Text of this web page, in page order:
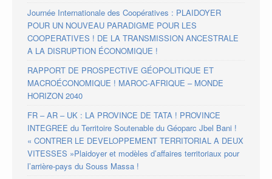
Journée Internationale des Coopératives : PLAIDOYER
POUR UN NOUVEAU PARADIGME POUR LES
COOPERATIVES ! DE LA TRANSMISSION ANCESTRALE
A LA DISRUPTION ÉCONOMIQUE !
RAPPORT DE PROSPECTIVE GÉOPOLITIQUE ET
MACROÉCONOMIQUE ! MAROC-AFRIQUE – MONDE
HORIZON 2040
FR – AR – UK : LA PROVINCE DE TATA ! PROVINCE
INTEGREE du Territoire Soutenable du Géoparc Jbel Bani !
« CONTRER LE DEVELOPPEMENT TERRITORIAL A DEUX
VITESSES »Plaidoyer et modèles d’affaires territoriaux pour
l’arrière-pays du Souss Massa !